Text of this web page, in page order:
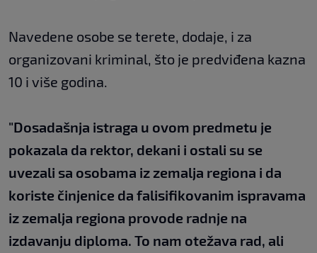
Navedene osobe se terete, dodaje, i za
organizovani kriminal, što je predviđena kazna
10 i više godina.
"Dosadašnja istraga u ovom predmetu je
pokazala da rektor, dekani i ostali su se
uvezali sa osobama iz zemalja regiona i da
koriste činjenice da falisifikovanim ispravama
iz zemalja regiona provode radnje na
izdavanju diploma. To nam otežava rad, ali